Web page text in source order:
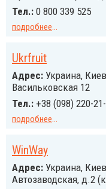
Тел.: 0 800 339 525
подробнее...
Ukrfruit
Адрес: Украина,
Васильковская 12
Тел.: +38 (098) 220-
подробнее...
WinWay
Адрес: Украина,
Автозаводская, д.2